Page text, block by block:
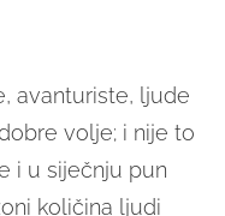
avanturiste, ljude
volje; i nije to
i u siječnju pun
količina ljudi